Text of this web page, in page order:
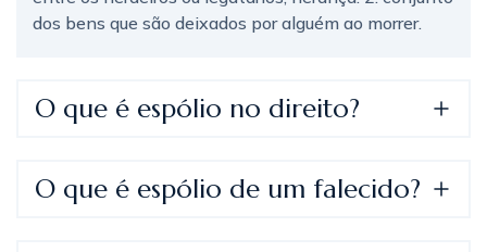
dos bens que são deixados por alguém ao morrer.
O que é espólio no direito?
O que é espólio de um falecido?